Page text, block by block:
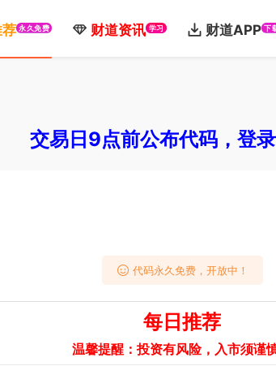
永久免费 财道资讯 学习 财道APP 下
交易日9点前公布代码，登录
代码永久免费，开放中！
每日推荐
温馨提醒：投资有风险，入市须谨